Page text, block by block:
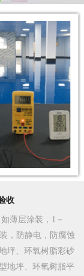
收
如薄层涂装，1－
，防静电，防腐蚀
坪、环氧树脂彩砂
地坪、环氧树脂平